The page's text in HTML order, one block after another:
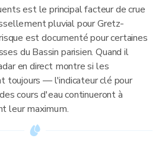
est le principal facteur de crue
pluvial pour Gretz-
est documenté pour certaines
du Bassin parisien. Quand il
en direct montre si les
toujours — l'indicateur clé pour
cours d'eau continueront à
leur maximum.